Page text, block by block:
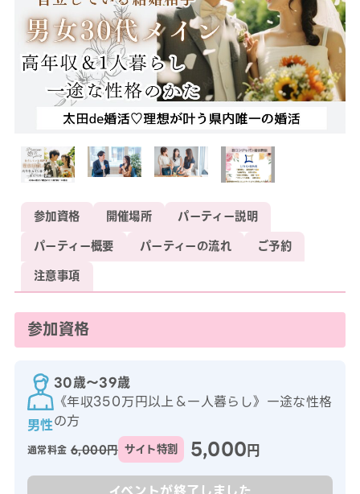
参加資格 開催場所
パーティー説明
パーティー概要
パーティーの流れ
ご予約
注意事項
参加資格
男性
30歳〜39歳
《年収350万円以上＆一人暮らし》一途な性格
の方
通常料金 6,000円 サイト特割 5,000円